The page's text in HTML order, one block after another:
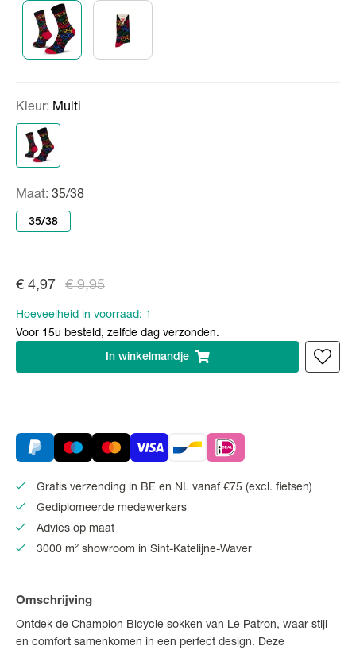
Kleur: Multi
Maat: 35/38
35/38
€ 9,95
€ 4,97
Hoeveelheid in voorraad: 1
Voor 15u besteld, zelfde dag verzonden.
In winkelmandje
Gratis verzending in BE en NL vanaf €75 (excl. fietsen)
Gediplomeerde medewerkers
Advies op maat
3000 m² showroom in Sint-Katelijne-Waver
Omschrijving
Ontdek de Champion Bicycle sokken van Le Patron, waar stijl
en comfort samenkomen in een perfect design. Deze